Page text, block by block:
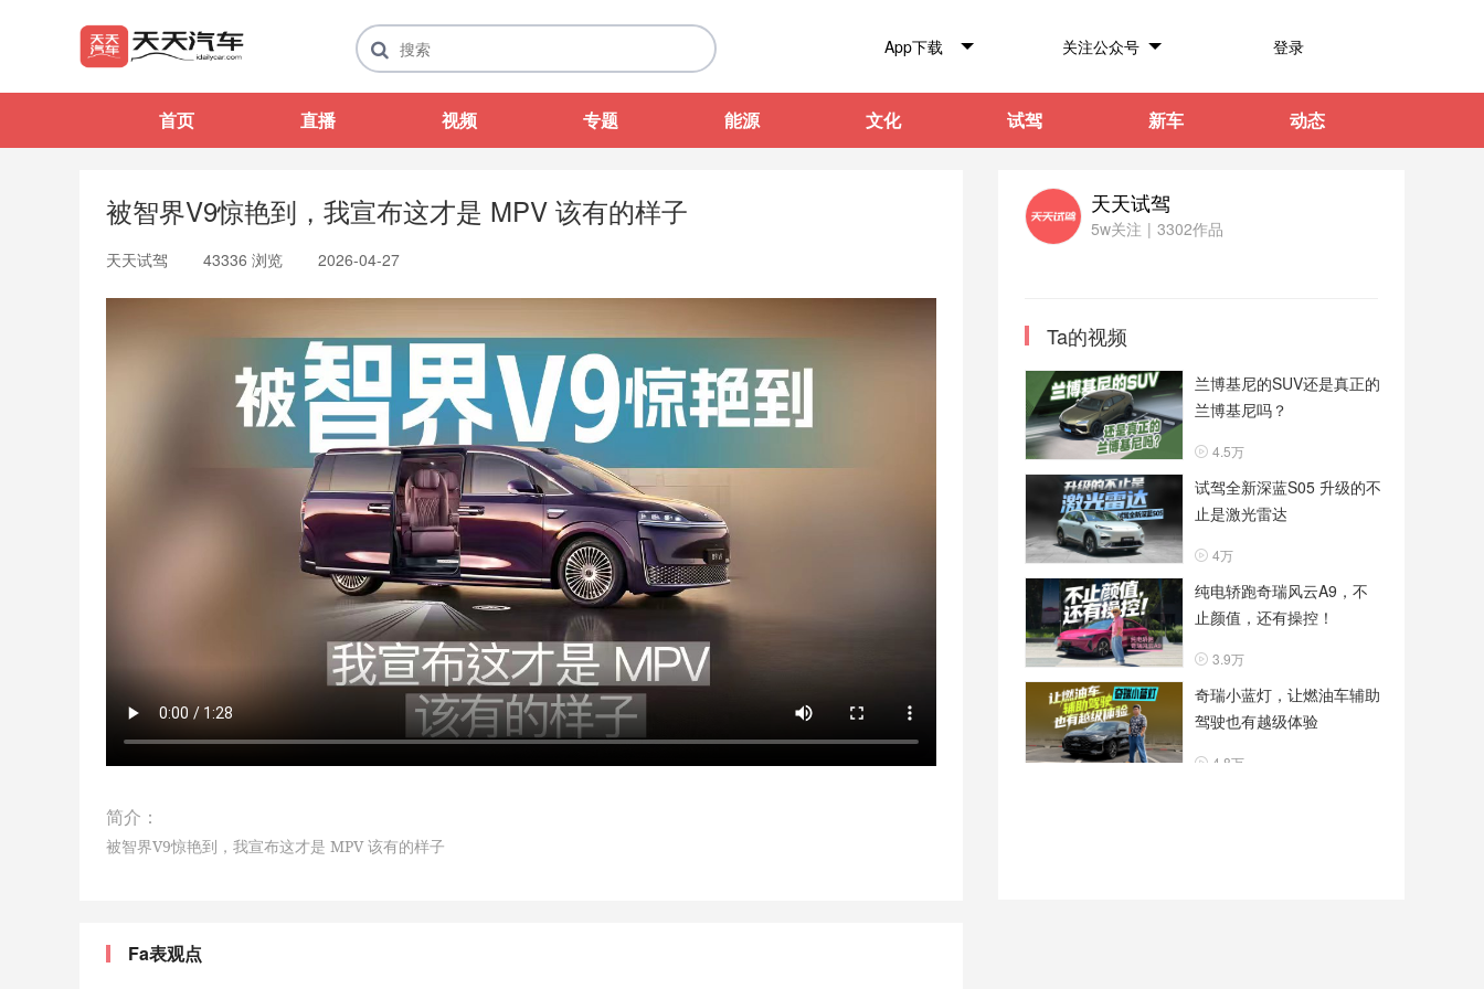
App下载 关注公众号 登录
首页 直播 视频 专题 能源 文化 试驾 新车 动态
被智界V9惊艳到，我宣布这才是 MPV 该有的样子
天天试驾 43336 浏览 2026-04-27
简介：
被智界V9惊艳到，我宣布这才是 MPV 该有的样子
Fa表观点
天天试驾
5w关注 | 3302作品
Ta的视频
兰博基尼的SUV还是真正的
兰博基尼吗？
4.5万
试驾全新深蓝S05 升级的不
止是激光雷达
4万
纯电轿跑奇瑞风云A9，不
止颜值，还有操控！
3.9万
奇瑞小蓝灯，让燃油车辅助
驾驶也有越级体验
4.8万